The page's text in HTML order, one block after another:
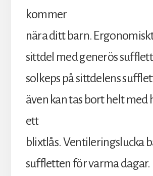
kommer
nära ditt barn.
sittdel med generös
solkeps på sittdelens
även kan tas bort helt med
ett
blixtlås. Ventileringslucka
suffletten för varma dagar.